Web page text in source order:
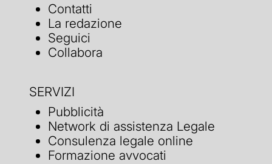
Contatti
La redazione
Seguici
Collabora
SERVIZI
Pubblicità
Network di assistenza Legale
Consulenza legale online
Formazione avvocati